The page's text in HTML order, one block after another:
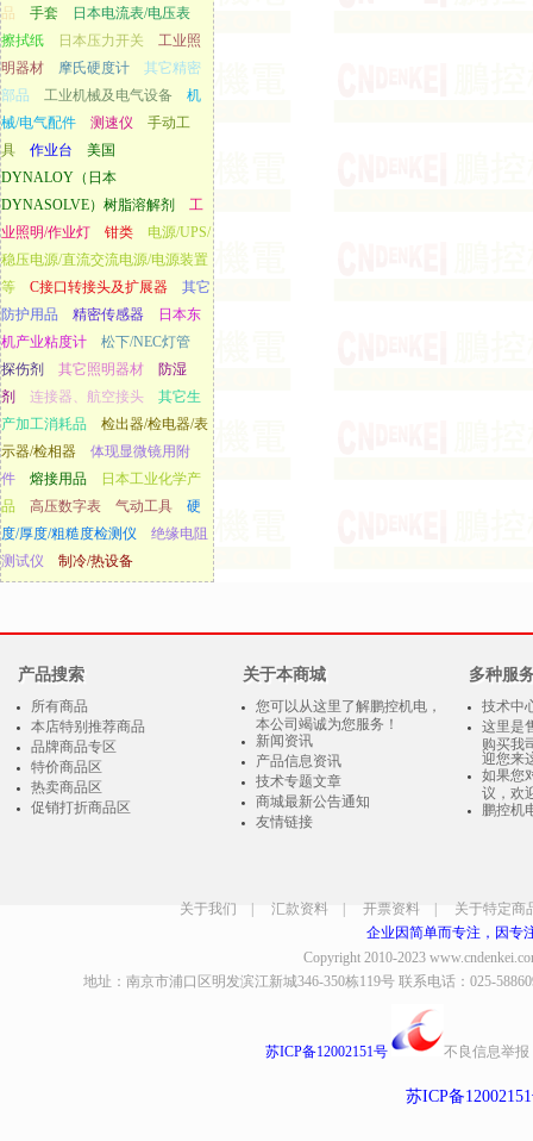
品
手套
日本电流表/电压表
擦拭纸
日本压力开关
工业照
明器材
摩氏硬度计
其它精密
部品
工业机械及电气设备
机
械/电气配件
测速仪
手动工
具
作业台
美国
DYNALOY（日本
DYNASOLVE）树脂溶解剂
工
业照明/作业灯
钳类
电源/UPS/
稳压电源/直流交流电源/电源装置
等
C接口转接头及扩展器
其它
防护用品
精密传感器
日本东
机产业粘度计
松下/NEC灯管
探伤剂
其它照明器材
防湿
剂
连接器、航空接头
其它生
产加工消耗品
检出器/检电器/表
示器/检相器
体现显微镜用附
件
熔接用品
日本工业化学产
品
高压数字表 气动工具
硬
度/厚度/粗糙度检测仪
绝缘电阻
测试仪
制冷/热设备
产品搜索
所有商品
本店特别推荐商品
品牌商品专区
特价商品区
热卖商品区
促销打折商品区
关于本商城
您可以从这里了解鹏控机电，
本公司竭诚为您服务！
新闻资讯
产品信息资讯
技术专题文章
商城最新公告通知
友情链接
多种服
技术中
这里是
购买我
迎您来
如果您
议，欢
鹏控机
关于我们 汇款资料 开票资料
关于特定商
企业因简单而专注，因专
Copyright 2010-2023
地址：南京市浦口区明发滨江新城346-350栋119号 联系电话：025-
苏ICP备12002151号 不良信息举报
苏ICP备